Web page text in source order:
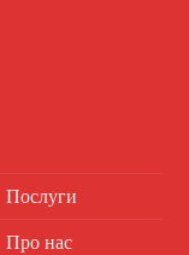
Послуги
Про нас